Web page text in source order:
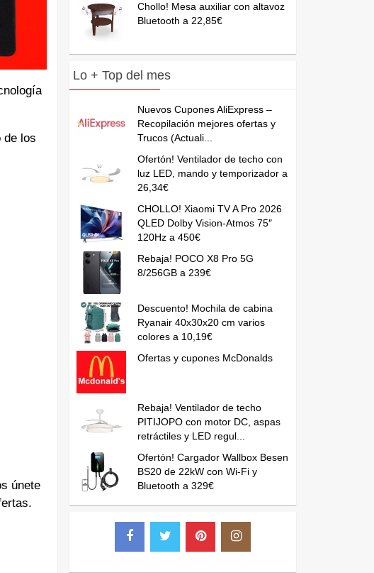
de los
únete
Chollo! Mesa auxiliar con altavoz
Bluetooth a 22,85€
Lo + Top del mes
Nuevos Cupones AliExpress –
Recopilación mejores ofertas y
Trucos (Actuali...
Ofertón! Ventilador de techo con
luz LED, mando y temporizador a
26,34€
CHOLLO! Xiaomi TV A Pro 2026
QLED Dolby Vision-Atmos 75″
120Hz a 450€
Rebaja! POCO X8 Pro 5G
8/256GB a 239€
Descuento! Mochila de cabina
Ryanair 40x30x20 cm varios
colores a 10,19€
Ofertas y cupones McDonalds
Rebaja! Ventilador de techo
PITIJOPO con motor DC, aspas
retráctiles y LED regul...
Ofertón! Cargador Wallbox Besen
BS20 de 22kW con Wi-Fi y
Bluetooth a 329€